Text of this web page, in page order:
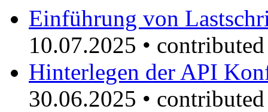
Einführung von
10.07.2025 •
Hinterlegen der API
30.06.2025 •